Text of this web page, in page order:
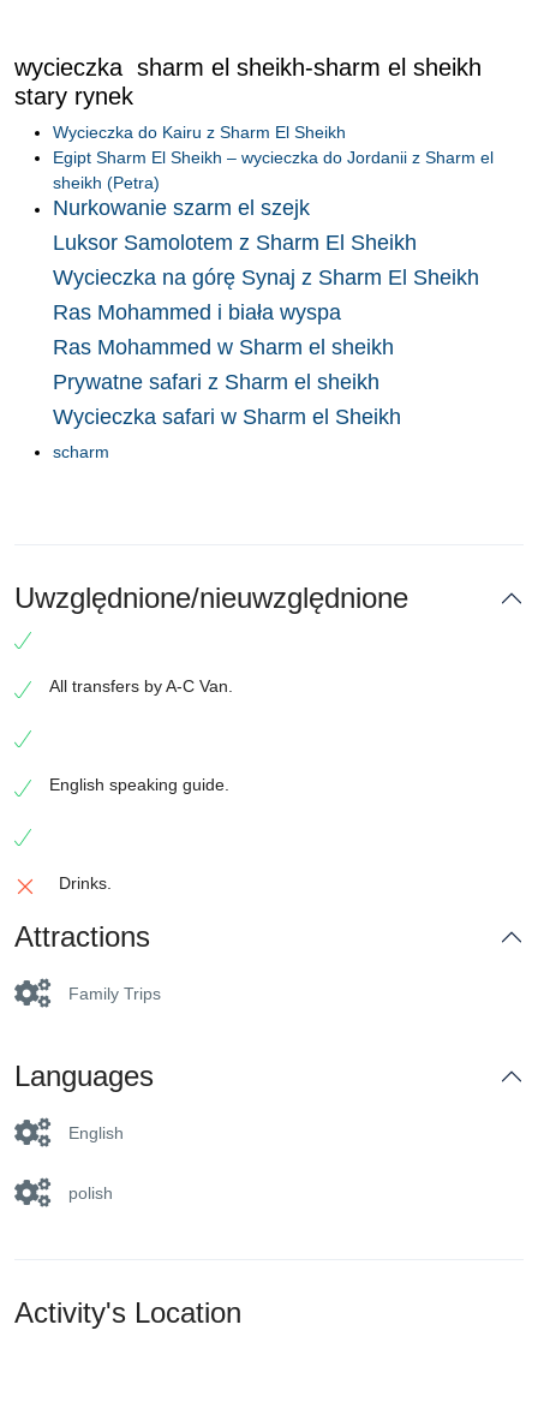
wycieczka sharm el sheikh-sharm el sheikh
stary rynek
Wycieczka do Kairu z Sharm El Sheikh
Egipt Sharm El Sheikh – wycieczka do Jordanii z Sharm el
sheikh (Petra)
Nurkowanie szarm el szejk
Luksor Samolotem z Sharm El Sheikh
Wycieczka na górę Synaj z Sharm El Sheikh
Ras Mohammed i biała wyspa
Ras Mohammed w Sharm el sheikh
Prywatne safari z Sharm el sheikh
Wycieczka safari w Sharm el Sheikh
scharm
Uwzględnione/nieuwzględnione
All transfers by A-C Van.
English speaking guide.
Drinks.
Attractions
Family Trips
Languages
English
polish
Activity's Location